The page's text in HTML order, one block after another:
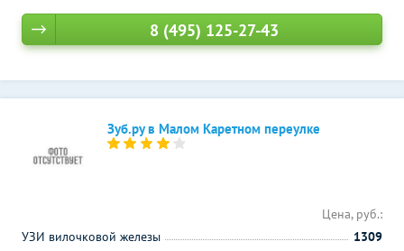
8 (495) 125-27-43
Зуб.ру в Малом Каретном переулке
Цена, руб.:
УЗИ вилочковой железы
1309